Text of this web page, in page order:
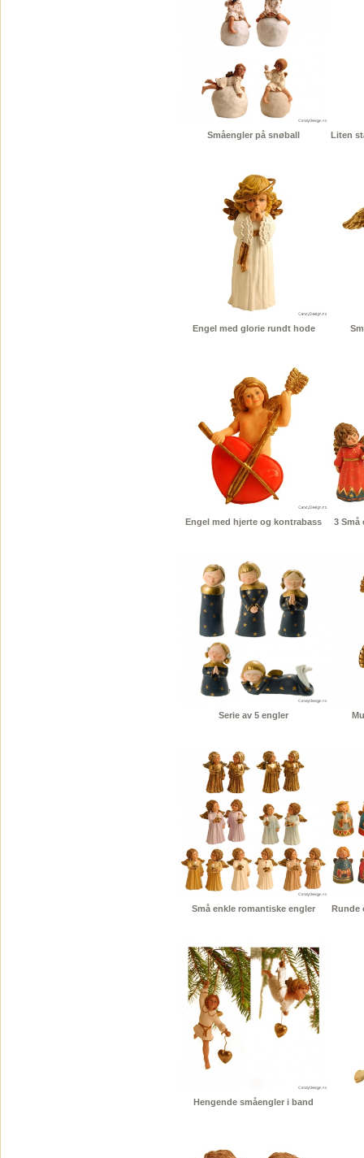
Småengler på snøball Liten
Engel med glorie rundt hode
Engel med hjerte og kontrabass 3 Små
Serie av 5 engler
Små enkle romantiske engler Runde
Hengende småengler i band